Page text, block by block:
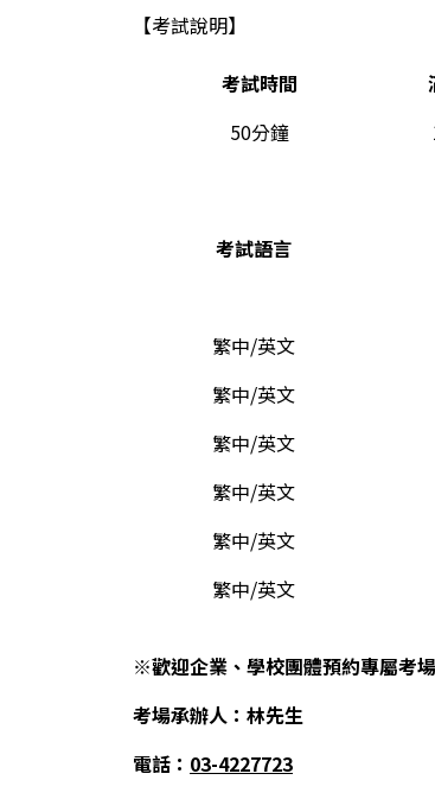
【考試說明】
考試時間
50分鐘
考試語言
繁中/英文
繁中/英文
繁中/英文
繁中/英文
繁中/英文
繁中/英文
※歡迎企業、學校團體預約專屬考場
考場承辦人：林先生
電話： 03-4227723